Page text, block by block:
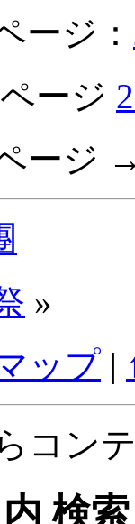
ージ：
ージ
ージ →
»
ップ |
コン
検索